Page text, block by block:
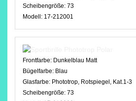
Scheibengröße: 73
Modell: 17-212001
Frontfarbe: Dunkelblau Matt
Bügelfarbe: Blau
Glasfarbe: Phototrop, Rotspiegel, Kat.1-3
Scheibengröße: 73